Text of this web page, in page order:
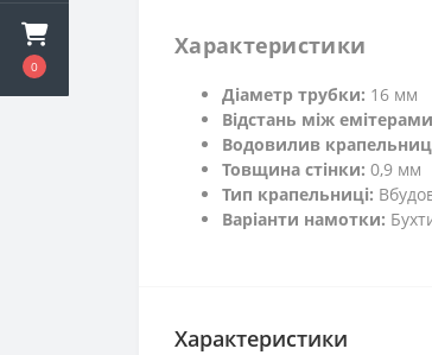
0
Характеристики
Діаметр трубки: 16 мм
Відстань між
Водовилив
Товщина стінки: 0,9 мм
Тип крапельниці:
Варіанти намотки:
Характеристики